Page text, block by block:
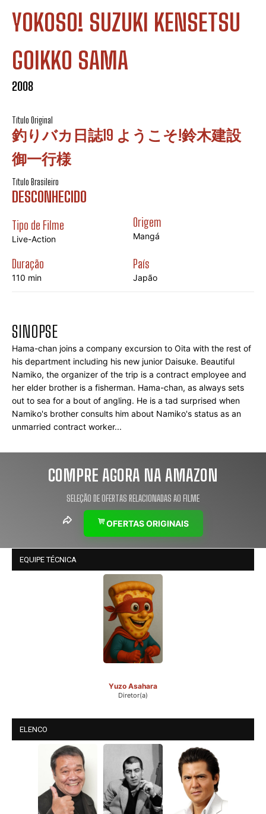
YOKOSO! SUZUKI KENSETSU
GOIKKO SAMA
2008
Título Original
釣りバカ日誌19 ようこそ!鈴木建設
御一行様
Título Brasileiro
DESCONHECIDO
Tipo de Filme
Live-Action
Origem
Mangá
Duração
110 min
País
Japão
SINOPSE
Hama-chan joins a company excursion to Oita with the rest of
his department including his new junior Daisuke. Beautiful
Namiko, the organizer of the trip is a contract employee and
her elder brother is a fisherman. Hama-chan, as always sets
out to sea for a bout of angling. He is a tad surprised when
Namiko's brother consults him about Namiko's status as an
unmarried contract worker...
COMPRE AGORA NA AMAZON
SELEÇÃO DE OFERTAS RELACIONADAS AO FILME
OFERTAS ORIGINAIS
EQUIPE TÉCNICA
Yuzo Asahara
Diretor(a)
ELENCO